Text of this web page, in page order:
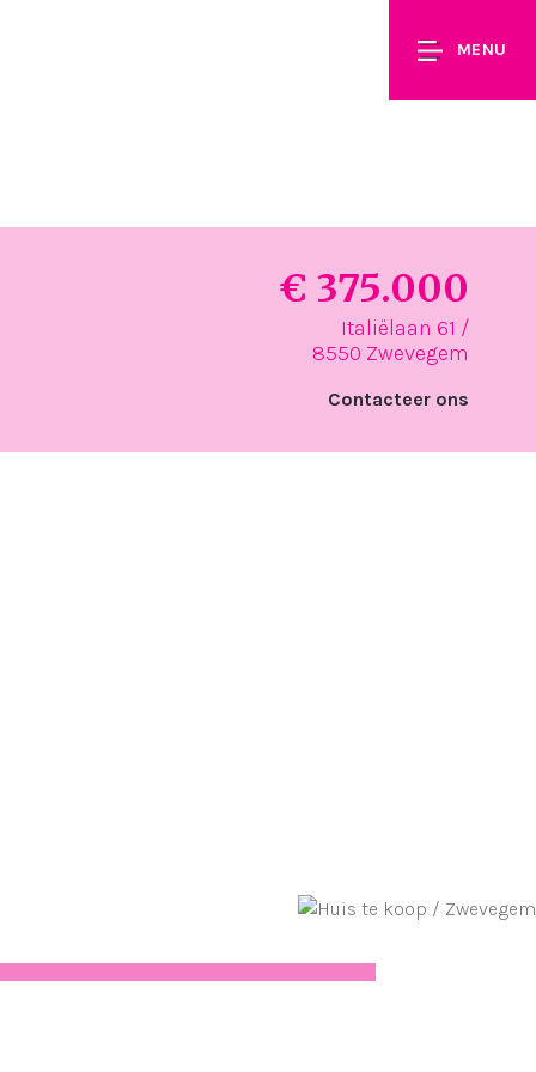
MENU
€ 375.000
Italiëlaan 61 /
8550 Zwevegem
Contacteer ons